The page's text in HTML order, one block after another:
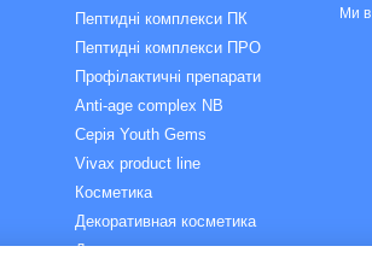
Пептидні комплекси ПК
Пептидні комплекси ПРО
Профілактичні препарати
Anti-age complex NB
Серія Youth Gems
Vivax product line
Косметика
Декоративная косметика
Догляд за порожниною рота
Ми